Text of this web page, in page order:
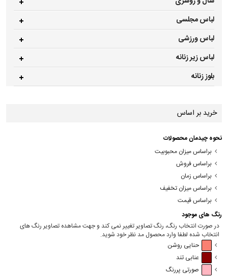
لباس مجلسی
لباس ورزشی
لباس زیر زنانه
بلوز زنانه
خرید بر اساس
نحوه چیدمان محصولات
براساس میزان محبوبیت
براساس فروش
براساس زمان
براساس میزان تخفیف
براساس قیمت
رنگ های موجود
در صورت انتخاب رنگ، رنگ تصاویر تغییر نمی کند و جهت مشاهده تصاویر رنگ های
انتخاب شده لطفا وارد محصول مد نظر خود شوید.
حنایی روشن
عنابی تند
صورتی پررنگ